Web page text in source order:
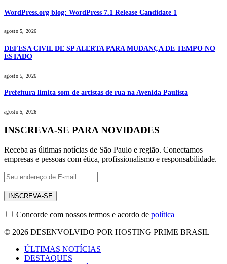
WordPress.org blog: WordPress 7.1 Release Candidate 1
agosto 5, 2026
DEFESA CIVIL DE SP ALERTA PARA MUDANÇA DE TEMPO NO
ESTADO
agosto 5, 2026
Prefeitura limita som de artistas de rua na Avenida Paulista
agosto 5, 2026
INSCREVA-SE PARA NOVIDADES
Receba as últimas notícias de São Paulo e região. Conectamos
empresas e pessoas com ética, profissionalismo e responsabilidade.
Concorde com nossos termos e acordo de política
© 2026 DESENVOLVIDO POR HOSTING PRIME BRASIL
ÚLTIMAS NOTÍCIAS
DESTAQUES